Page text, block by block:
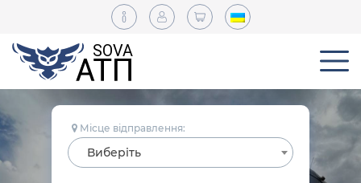
Місце відправлення:
Виберіть